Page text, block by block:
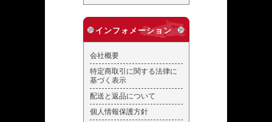
インフォメーション
会社概要
特定商取引に関する法律に
基づく表示
配送と返品について
個人情報保護方針